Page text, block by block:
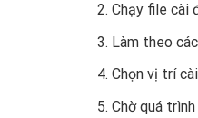
Chạy file cài
Làm theo
Chọn vị trí
Chờ quá